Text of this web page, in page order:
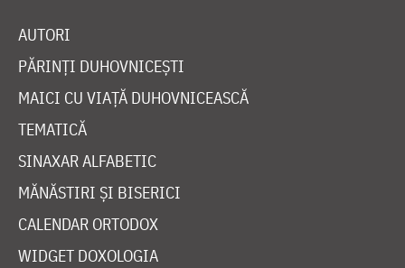
AUTORI
PĂRINȚI DUHOVNICEȘTI
MAICI CU VIAȚĂ DUHOVNICEASCĂ
TEMATICĂ
SINAXAR ALFABETIC
MĂNĂSTIRI ȘI BISERICI
CALENDAR ORTODOX
WIDGET DOXOLOGIA